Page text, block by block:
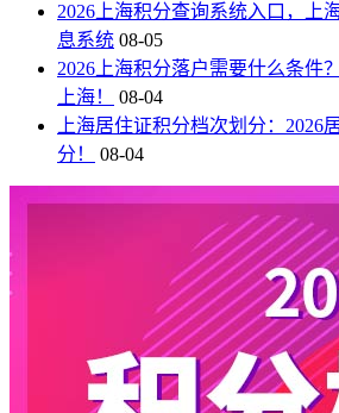
2026上海积分查询系统入口，上
息系统 08-05
2026上海积分落户需要什么条件
上海！
08-04
上海居住证积分档次划分：2026
分！
08-04